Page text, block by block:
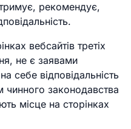
рекомендує,
вебсайтів третіх
не є заявами
себе відповідальність
законодавства
місце на сторінках